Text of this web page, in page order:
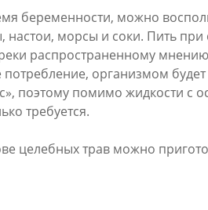
беременности, можно
морсы и соки. Пить при
распространенному мнению
организмом
поэтому помимо жидкости с
требуется.
целебных трав можно